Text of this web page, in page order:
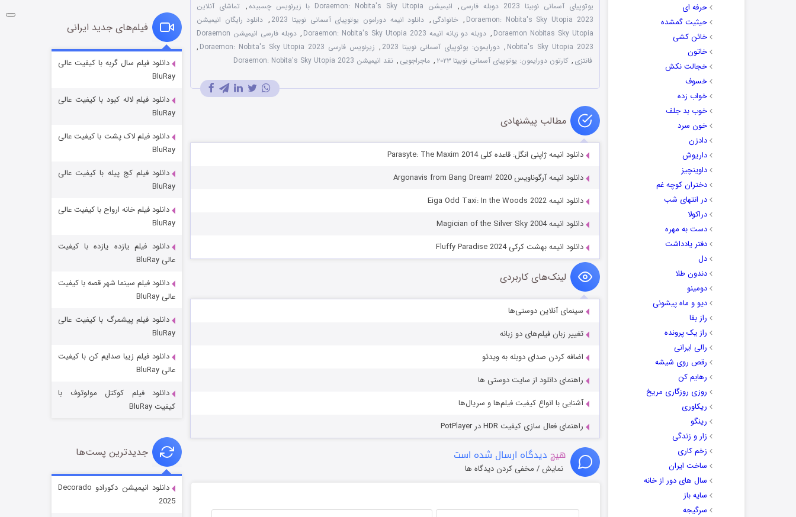
حرفه ای
حیثیت گمشده
خائن کشی
خاتون
خجالت نکش
خسوف
خواب زده
خوب بد جلف
خون سرد
دادزن
داریوش
داوینچیز
دختران کوچه غم
در انتهای شب
دراکولا
دست به مهره
دفتر یادداشت
دل
دندون طلا
دومینو
دیو و ماه پیشونی
راز بقا
راز یک پرونده
رالی ایرانی
رقص روی شیشه
رهایم کن
روزی روزگاری مریخ
ریکاوری
رینگو
زار و زندگی
زخم کاری
ساخت ایران
سال های دور از خانه
سایه باز
سرگیجه
یوتوپیای آسمانی نوبیتا 2023 دوبله فارسی
, انیمیشن Doraemon: Nobita's Sky Utopia با زیرنویس چسبیده , تماشای آنلاین
Doraemon: Nobita's Sky Utopia 2023
, خانوادگی , دانلود انیمه دورامون یوتوپیای آسمانی نوبیتا 2023 , دانلود رایگان انیمیشن
Doraemon Nobitas Sky Utopia
, دوبله دو زبانه انیمه Doraemon: Nobita's Sky Utopia 2023 ,
دوبله فارسی انیمیشن Doraemon
Nobita's Sky Utopia 2023
, دورایمون: یوتوپیای آسمانی نوبیتا 2023 , زیرنویس فارسی Doraemon: Nobita's Sky Utopia 2023
,
فانتزی , کارتون دورایمون: یوتوپیای آسمانی نوبیتا ۲۰۲۳ , ماجراجویی , نقد انیمیشن Doraemon: Nobita's Sky Utopia 2023
مطالب پیشنهادی
دانلود انیمه ژاپنی انگل: قاعده کلی Parasyte: The Maxim 2014
دانلود انیمه آرگوناویس Argonavis from Bang Dream! 2020
دانلود انیمه Eiga Odd Taxi: In the Woods 2022
دانلود انیمه Magician of the Silver Sky 2004
دانلود انیمه بهشت کرکی Fluffy Paradise 2024
لینک‌های کاربردی
سینمای آنلاین دوستی‌ها
تغییر زبان فیلم‌های دو زبانه
اضافه کردن صدای دوبله به ویدئو
راهنمای دانلود از سایت دوستی ها
آشنایی با انواع کیفیت فیلم‌ها و سریال‌ها
راهنمای فعال سازی کیفیت HDR در PotPlayer
هیچ دیدگاه ارسال شده است
نمایش / مخفی کردن دیدگاه ها
شوگر فصل ۲
قسمت
خاندان اژدها فصل ۳
جادوگری در مغولستان
فیلم‌های جدید ایرانی
دانلود فیلم سال گربه با کیفیت عالی
BluRay
دانلود فیلم لاله کبود با کیفیت عالی
BluRay
دانلود فیلم لاک پشت با کیفیت عالی
BluRay
دانلود فیلم کج‌ پیله با کیفیت عالی
BluRay
دانلود فیلم خانه ارواح با کیفیت عالی
BluRay
دانلود فیلم یازده یازده با کیفیت
عالی BluRay
دانلود فیلم سینما شهر قصه با کیفیت
عالی BluRay
دانلود فیلم پیشمرگ با کیفیت عالی
BluRay
دانلود فیلم زیبا صدایم کن با کیفیت
عالی BluRay
دانلود فیلم کوکتل مولوتوف با
کیفیت BluRay
جدیدترین پست‌ها
دانلود انیمیشن دکورادو Decorado
2025